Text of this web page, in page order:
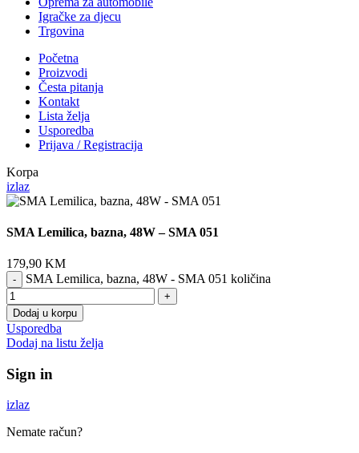
Igračke za djecu
Trgovina
Početna
Proizvodi
Česta pitanja
Kontakt
Lista želja
Usporedba
Prijava / Registracija
Korpa
izlaz
SMA Lemilica, bazna, 48W – SMA 051
179,90 KM
SMA Lemilica, bazna, 48W - SMA 051 količina
Dodaj u korpu
Usporedba
Dodaj na listu želja
Sign in
izlaz
Nemate račun?